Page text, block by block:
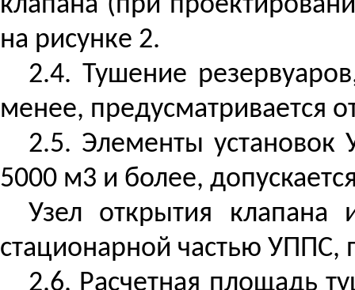
на рисунке 2.
2.4. Тушение
менее, предусматривается
2.5. Элементы
5000 м3 и более,
Узел открытия
стационарной частью УППС,
2.6. Расчетная площадь